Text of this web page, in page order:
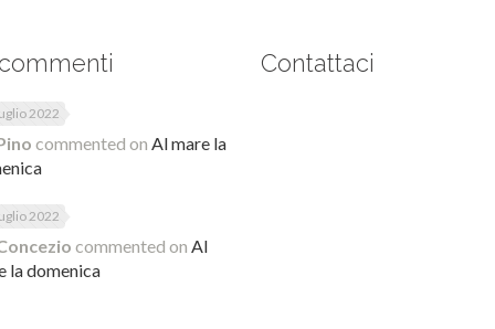
2022
commented on Al mare la
2022
commented on Al
la domenica
Contattaci